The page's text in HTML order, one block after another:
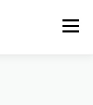
Menu